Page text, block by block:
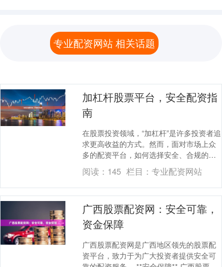
专业配资网站 相关话题
加杠杆股票平台，安全配资指
南
在股票投资领域，“加杠杆”是许多投资者追
求更高收益的方式。然而，面对市场上众
多的配资平台，如何选择安全、合规的渠
道，成为投资者必须掌握的核心技能。本
文将从平台选....
阅读： 145 栏目： 专业配资网站
广西股票配资网：安全可靠，
资金保障
广西股票配资网是广西地区领先的股票配
资平台，致力于为广大投资者提供安全可